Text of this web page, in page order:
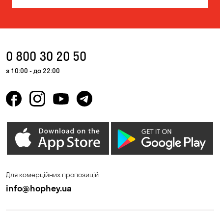
0 800 30 20 50
з 10:00 - до 22:00
Для комерційних пропозицій
info@hophey.ua